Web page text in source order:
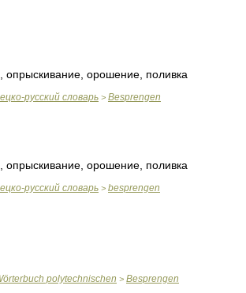
опрыскивание, орошение, поливка
русский словарь > Besprengen
опрыскивание, орошение, поливка
русский словарь > besprengen
polytechnischen > Besprengen